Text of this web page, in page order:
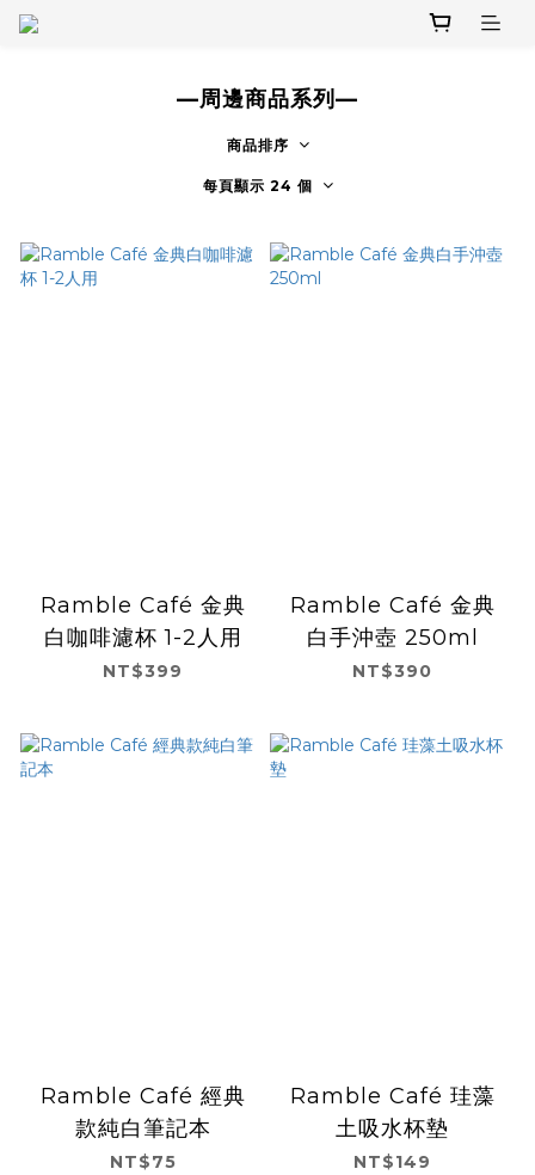
—周邊商品系列—
商品排序
每頁顯示 24 個
Ramble Café 金典
白咖啡濾杯 1-2人用
NT$399
Ramble Café 金典
白手沖壺 250ml
NT$390
Ramble Café 經典
款純白筆記本
NT$75
Ramble Café 珪藻
土吸水杯墊
NT$149